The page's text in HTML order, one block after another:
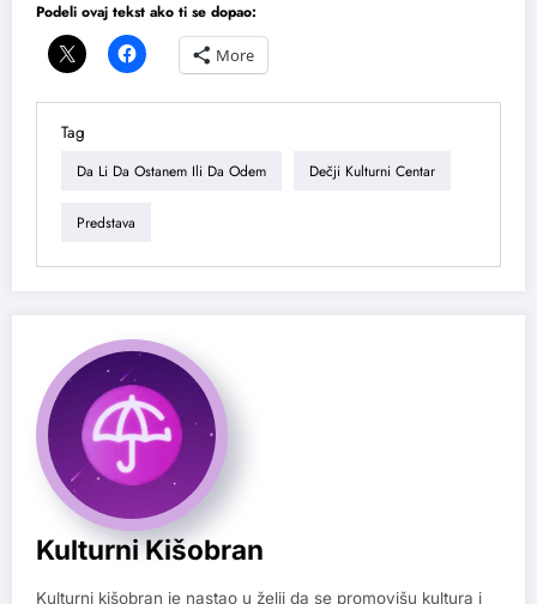
Podeli ovaj tekst ako ti se dopao:
More
Tag
Da Li Da Ostanem Ili Da Odem Dečji Kulturni Centar
Predstava
Kulturni Kišobran
Kulturni kišobran je nastao u želji da se promovišu kultura i